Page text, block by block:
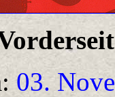
03.